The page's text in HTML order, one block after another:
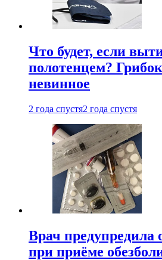
Что будет, если
полотенцем?
невинное
2 года спустя2 года спустя
Врач предупредила
при приëме